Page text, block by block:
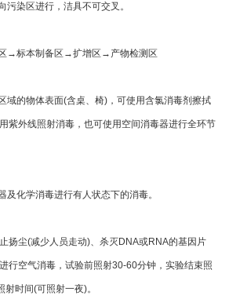
染区进行，洁具不可交叉。
→标本制备区→扩增区→产物检测区
的物体表面(含桌、椅)，可使用含氯消毒剂擦拭
紫外线照射消毒，也可使用空间消毒器进行全环节
化学消毒进行有人状态下的消毒。
尘(减少人员走动)、杀灭DNA或RNA的基因片
行空气消毒，试验前照射30-60分钟，实验结束照
时间(可照射一夜)。